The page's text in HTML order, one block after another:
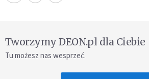
Tworzymy DEON.pl dla Ciebie
Tu możesz nas wesprzeć.